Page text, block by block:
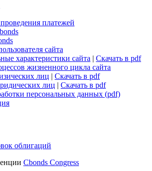
платежей
сайта
характеристики сайта | Скачать в pdf
жизненного цикла сайта
лиц | Скачать в pdf
лиц | Скачать в pdf
персональных данных (pdf)
облигаций
Cbonds Congress